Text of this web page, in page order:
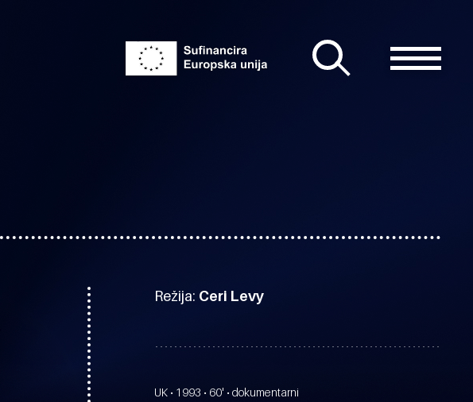
Režija: Ceri Levy
UK • 1993 • 60' • dokumentarni